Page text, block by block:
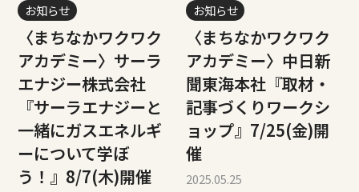
お知らせ
〈まちなかワクワク
アカデミー〉サーラ
エナジー株式会社
『サーラエナジーと
一緒にガスエネルギ
ーについて学ぼ
う！』8/7(木)開催
お知らせ
〈まちなかワクワク
アカデミー〉中日新
聞東海本社『取材・
記事づくりワークシ
ョップ』7/25(金)開
催
2025.05.25